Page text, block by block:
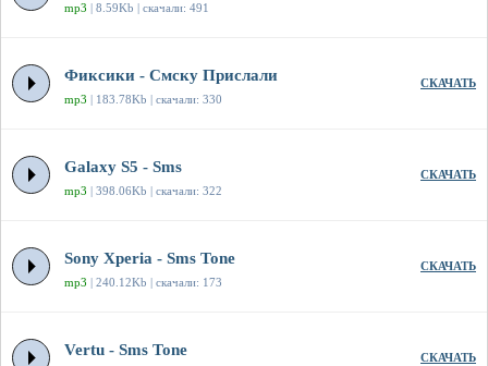
mp3 | 8.59Kb | скачали: 491
Фиксики - Смску Прислали
mp3 | 183.78Kb | скачали: 330
СКАЧАТЬ
Galaxy S5 - Sms
mp3 | 398.06Kb | скачали: 322
СКАЧАТЬ
Sony Xperia - Sms Tone
mp3 | 240.12Kb | скачали: 173
СКАЧАТЬ
Vertu - Sms Tone СКАЧАТЬ